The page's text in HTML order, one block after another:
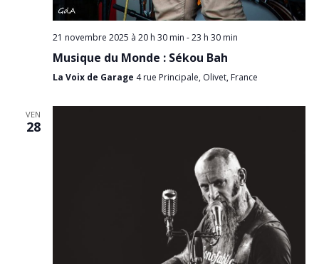
21 novembre 2025 à 20 h 30 min -23 h 30 min
Musique du Monde : Sékou Bah
La Voix de Garage 4 rue Principale, Olivet, France
VEN
28